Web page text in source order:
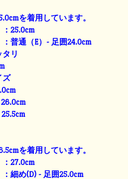
を着用しています。
25.0cm
普通（E）- 足囲24.0cm
リ
ズ
26.0cm
25.5cm
を着用しています。
27.0cm
細め(D) - 足囲25.0cm